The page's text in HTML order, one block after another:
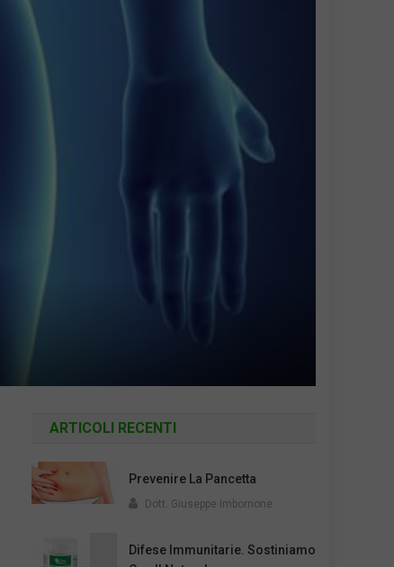
ARTICOLI RECENTI
Prevenire La Pancetta
Dott. Giuseppe Imbornone
Difese Immunitarie. Sostiniamo